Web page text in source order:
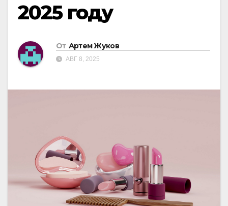
2025 году
От Артем Жуков
АВГ 8, 2025